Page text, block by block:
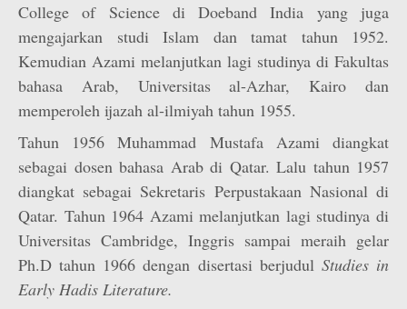
College of Science di Doeband India yang juga
mengajarkan studi Islam dan tamat tahun 1952.
Kemudian Azami melanjutkan lagi studinya di Fakultas
bahasa Arab, Universitas al-Azhar, Kairo dan
memperoleh ijazah al-ilmiyah tahun 1955.
Tahun 1956 Muhammad Mustafa Azami diangkat
sebagai dosen bahasa Arab di Qatar. Lalu tahun 1957
diangkat sebagai Sekretaris Perpustakaan Nasional di
Qatar. Tahun 1964 Azami melanjutkan lagi studinya di
Universitas Cambridge, Inggris sampai meraih gelar
Ph.D tahun 1966 dengan disertasi berjudul Studies in
Early Hadis Literature.